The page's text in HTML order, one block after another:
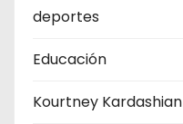
deportes
Educación
Kourtney Kardashian